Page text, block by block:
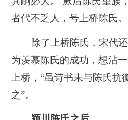
者代不乏人，号上桥陈氏
除了上桥陈氏，宋代
为羡慕陈氏的成功，想沾
上桥，“虽诗书未与陈氏
之”。